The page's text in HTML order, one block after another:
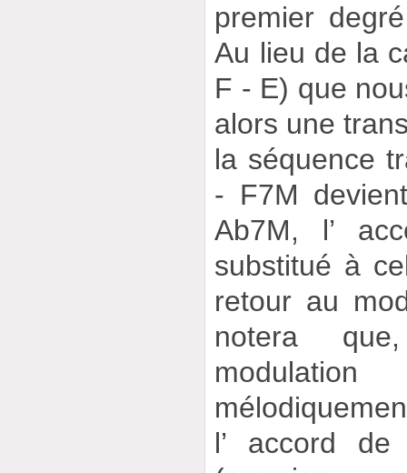
premier
Au lieu de la
F - E) que
alors une
la séquence
- F7M
Ab7M, l’
substitué à
retour au
notera
l’ accord